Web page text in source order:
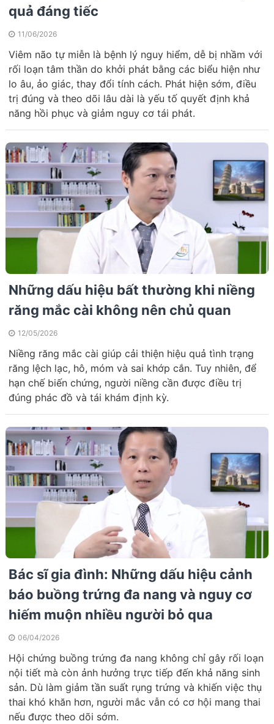
quả đáng tiếc
11/06/2026
Viêm não tự miễn là bệnh lý nguy hiểm, dễ bị nhầm với
rối loạn tâm thần do khởi phát bằng các biểu hiện như
lo âu, ảo giác, thay đổi tính cách. Phát hiện sớm, điều
trị đúng và theo dõi lâu dài là yếu tố quyết định khả
năng hồi phục và giảm nguy cơ tái phát.
Những dấu hiệu bất thường khi niềng
răng mắc cài không nên chủ quan
12/05/2026
Niềng răng mắc cài giúp cải thiện hiệu quả tình trạng
răng lệch lạc, hô, móm và sai khớp cắn. Tuy nhiên, để
hạn chế biến chứng, người niềng cần được điều trị
đúng phác đồ và tái khám định kỳ.
Bác sĩ gia đình: Những dấu hiệu cảnh
báo buồng trứng đa nang và nguy cơ
hiếm muộn nhiều người bỏ qua
06/04/2026
Hội chứng buồng trứng đa nang không chỉ gây rối loạn
nội tiết mà còn ảnh hưởng trực tiếp đến khả năng sinh
sản. Dù làm giảm tần suất rụng trứng và khiến việc thụ
thai khó khăn hơn, người mắc vẫn có cơ hội mang thai
nếu được theo dõi sớm.